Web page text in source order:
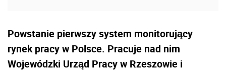
Powstanie pierwszy system monitorujący
rynek pracy w Polsce. Pracuje nad nim
Wojewódzki Urząd Pracy w Rzeszowie i